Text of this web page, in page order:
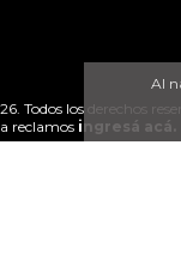
Al
Todos los derechos
reclamos ingresá acá.